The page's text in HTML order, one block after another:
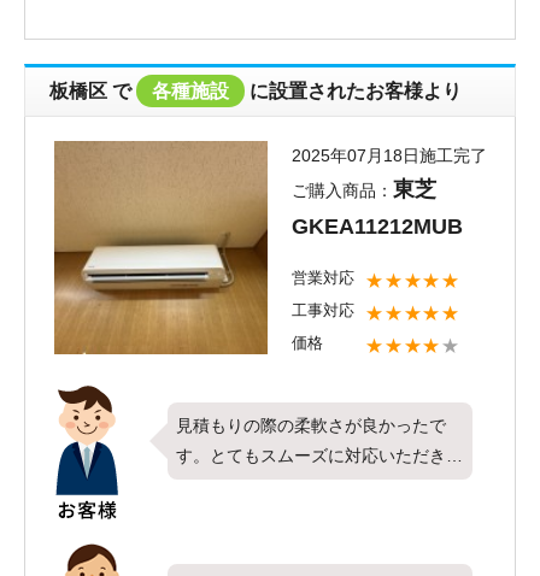
足頂けたこと何より嬉しく思います。
これからも全てのお客様にご満足頂け
るよう社員一同頑張って参りたいと思
板橋区 で 各種施設 に設置されたお客様より
2025年07月18日施工完了
ご購入商品： 東芝
GKEA11212MUB
営業対応 ★★★★★
工事対応 ★★★★★
価格 ★★★★★
見積もりの際の柔軟さが良かったで
す。とてもスムーズに対応いただき満
足しております。